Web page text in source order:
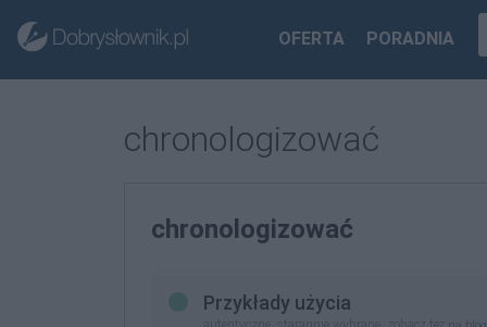
OFERTA PORADNIA
chronologizować
chronologizować
Przykłady użycia